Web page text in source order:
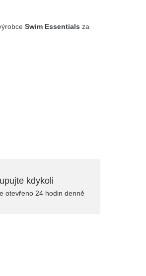
Swim Essentials za
kdykoli
otevřeno 24 hodin denně